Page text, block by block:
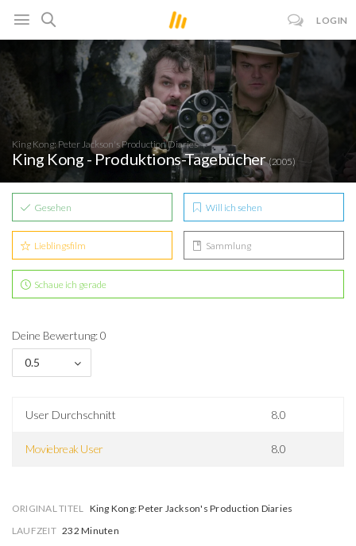
LOGIN
King Kong: Peter Jackson's Production Diaries
King Kong - Produktions-Tagebücher(2005)
Gesehen Will ich sehen
Lieblingsfilm Sammlung
Schaue ich gerade
Deine Bewertung: 0
0.5
User Durchschnitt 8.0
Moviebreak User 8.0
ORIGINAL TITEL King Kong: Peter Jackson's Production Diaries
LAUFZEIT 232 Minuten